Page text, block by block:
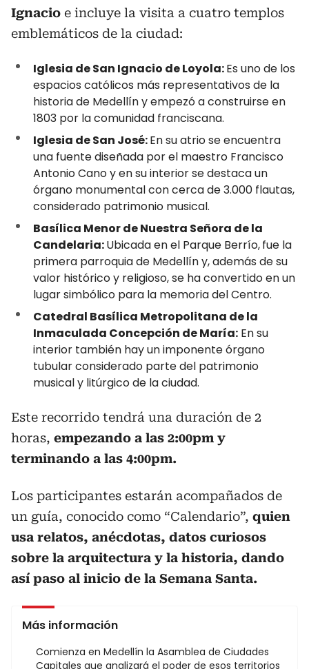
Ignacio e incluye la visita a cuatro templos
emblemáticos de la ciudad:
Iglesia de San Ignacio de Loyola:Es uno de los
espacios católicos más representativos de la
historia de Medellín y empezó a construirse en
1803 por la comunidad franciscana.
Iglesia de San José:En su atrio se encuentra
una fuente diseñada por el maestro Francisco
Antonio Cano y en su interior se destaca un
órgano monumental con cerca de 3.000 flautas,
considerado patrimonio musical.
Basílica Menor de Nuestra Señora de la
Candelaria:Ubicada en el Parque Berrío,fue la
primera parroquia de Medellín y, además de su
valor histórico y religioso, se ha convertido en un
lugar simbólico para la memoria del Centro.
Catedral Basílica Metropolitana de la
Inmaculada Concepción de María: En su
interior también hay un imponente órgano
tubular considerado parte del patrimonio
musical y litúrgico de la ciudad.
Este recorrido tendrá una duración de 2
horas, empezando a las 2:00pm y
terminando a las 4:00pm.
Los participantes estarán acompañados de
un guía, conocido como “Calendario”, quien
usa relatos, anécdotas, datos curiosos
sobre la arquitectura y la historia, dando
así paso al inicio de la Semana Santa.
Más información
Comienza en Medellín la Asamblea de Ciudades
Capitales que analizará el poder de esos territorios